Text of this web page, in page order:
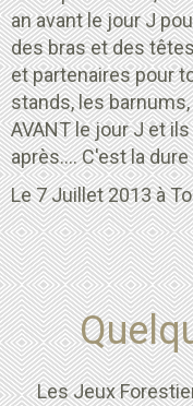
an avant le jour J
des bras et des
et partenaires pour
stands, les
AVANT le jour J et
après.... C'est la
Le 7 Juillet 2013 à
Les Jeux